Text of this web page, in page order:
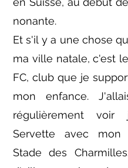
nonante.
Et s'il y a une chose
ma ville natale, c'est
FC, club que je
mon enfance.
régulièrement voir
Servette avec mon
Stade des